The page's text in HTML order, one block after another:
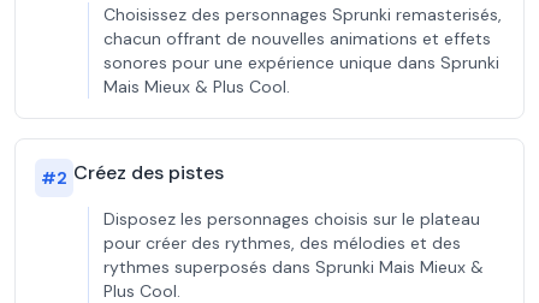
Choisissez des personnages Sprunki remasterisés,
chacun offrant de nouvelles animations et effets
sonores pour une expérience unique dans Sprunki
Mais Mieux & Plus Cool.
#2 Créez des pistes
Disposez les personnages choisis sur le plateau
pour créer des rythmes, des mélodies et des
rythmes superposés dans Sprunki Mais Mieux &
Plus Cool.